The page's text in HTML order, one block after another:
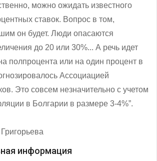
можно ожидать известного
ставок. Вопрос в том,
он будет. Люди опасаются
до 20 или 30%... А речь идет
полпроцента или на один процент в
Ассоциацией
Это совсем незначительно с учетом
в Болгарии в размере 3-4%”.
информация